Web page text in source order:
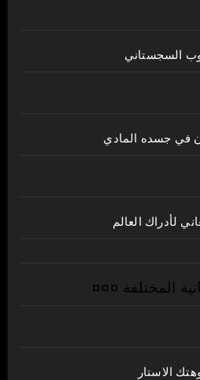
السجستاني
في جسده المادي
لأدراك العالم
المختلفة ¤¤¤
الاستار